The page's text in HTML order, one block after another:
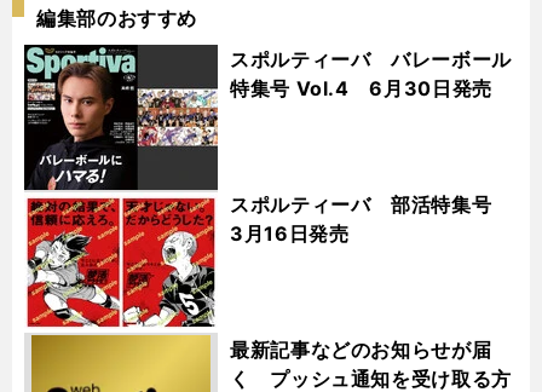
編集部のおすすめ
スポルティーバ バレーボール
特集号 Vol.4 6月30日発売
スポルティーバ 部活特集号
3月16日発売
最新記事などのお知らせが届
く プッシュ通知を受け取る方